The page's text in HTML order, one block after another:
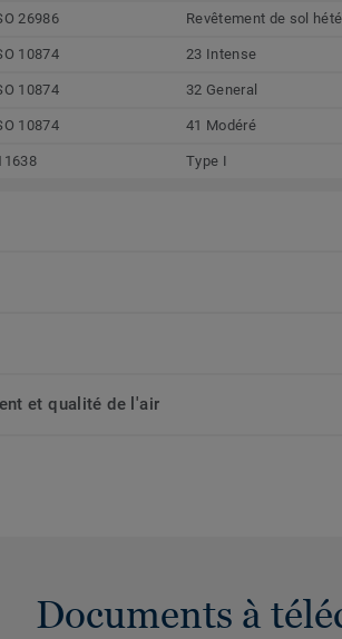
26986 Revêtement de sol
10874 23 Intense
10874 32 General
10874 41 Modéré
Type I
et qualité de l'air
Documents à